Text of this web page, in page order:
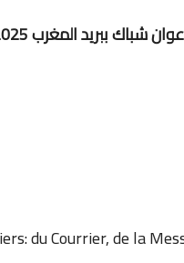
du Courrier, de la